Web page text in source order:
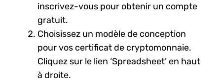
inscrivez-vous pour obtenir un compte
gratuit.
Choisissez un modèle de conception
pour vos certificat de cryptomonnaie.
Cliquez sur le lien ‘Spreadsheet’ en haut
à droite.